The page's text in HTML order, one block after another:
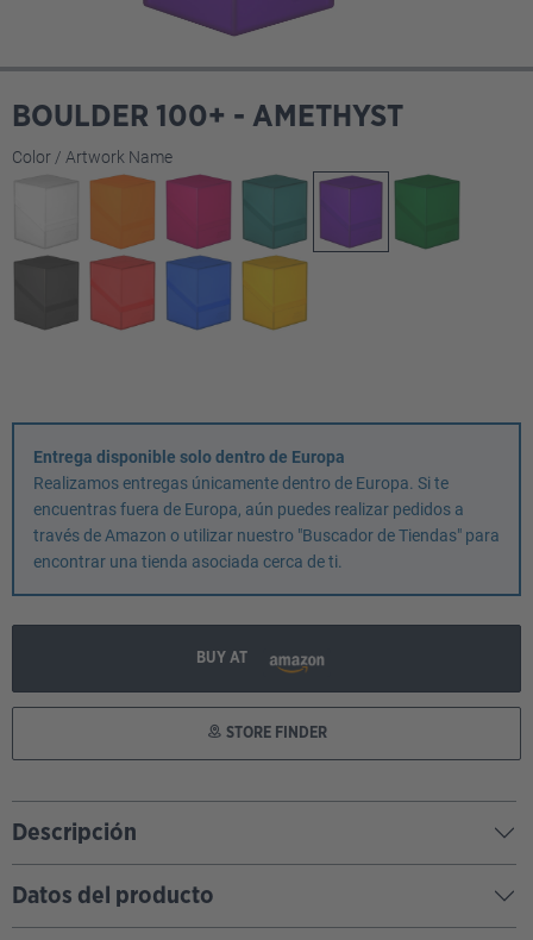
BOULDER 100+ - AMETHYST
Seleccione
Color / Artwork Name
Entrega disponible solo dentro de Europa
Realizamos entregas únicamente dentro de Europa. Si te
encuentras fuera de Europa, aún puedes realizar pedidos a
través de Amazon o utilizar nuestro "Buscador de Tiendas" para
encontrar una tienda asociada cerca de ti.
BUY AT
STORE FINDER
Descripción
Datos del producto